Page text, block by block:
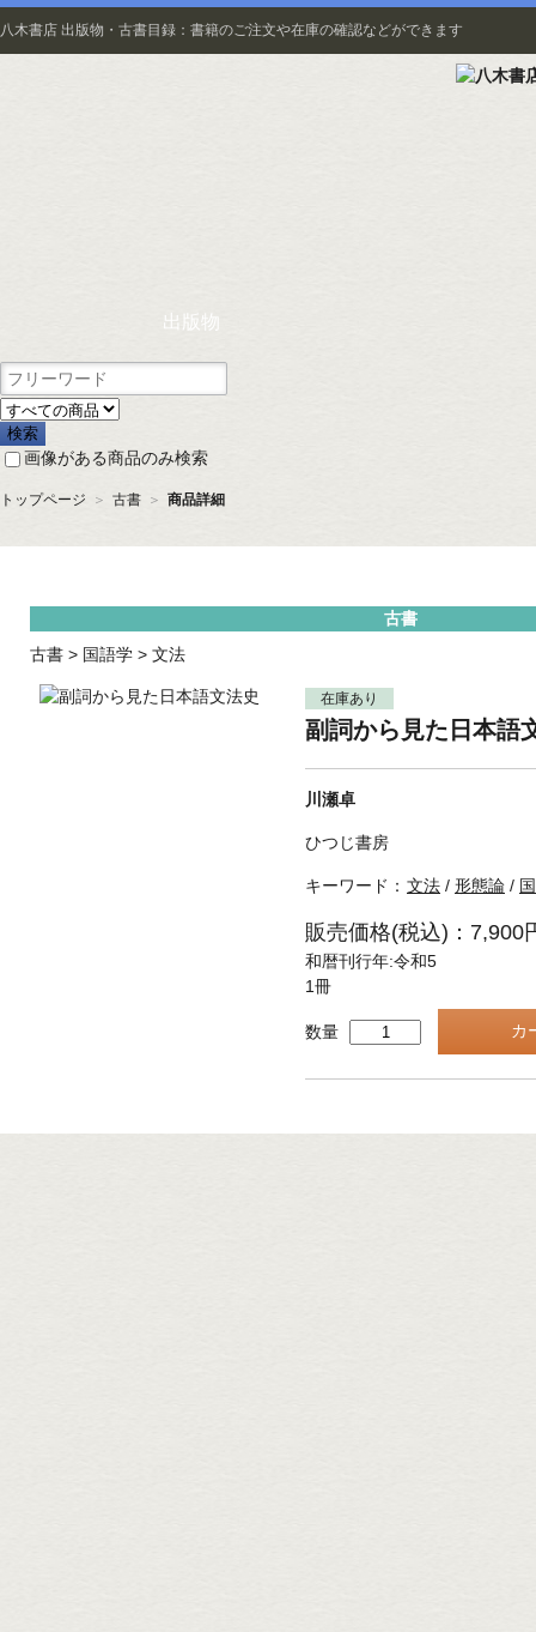
八木書店 出版物・古書目録：書籍のご注文や在庫の確認などができます
出版物
画像がある商品のみ検索
トップページ ＞ 古書 ＞ 商品詳細
古書
古書 > 国語学 > 文法
在庫あり
副詞から見た日本語
川瀬卓
ひつじ書房
キーワード： 文法 / 形態論 /
販売価格(税込)：7,900
和暦刊行年:令和5
1冊
数量